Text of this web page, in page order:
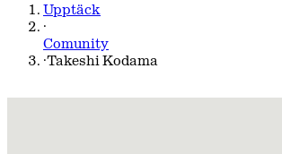
Upptäck
·
Comunity
·Takeshi Kodama